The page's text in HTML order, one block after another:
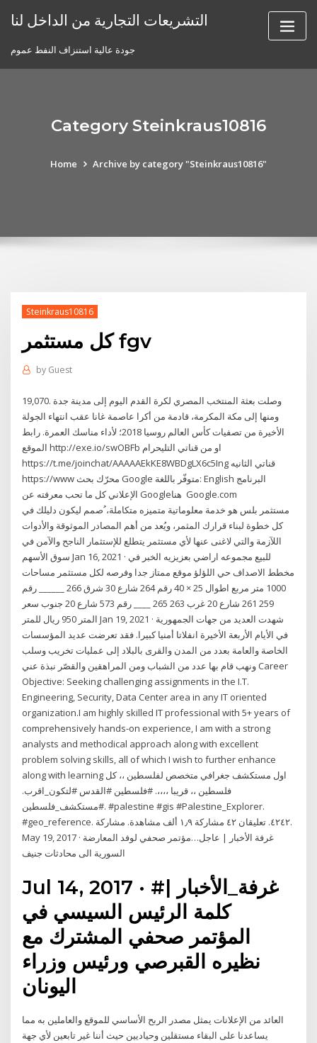
التشريعات التجارية من الداخل لنا
جودة عالية استنزاف النفط عموم
Category Steinkraus10816
Home Archive by category "Steinkraus10816"
Steinkraus10816
كل مستثمر fgv
by Guest
19,070. وصلت بعثة المنتخب المصري لكرة القدم اليوم إلى مدينة جدة
ومنها إلى مكة المكرمة، قادمة من أكرا عاصمة غانا عقب انتهاء الجولة
الأخيرة من تصفيات كأس العالم روسيا 2018؛ لأداء مناسك العمرة. رابط
الموقع http://exe.io/swOBFb او من قناتي التليحرام
https://t.me/joinchat/AAAAAEkKE8WBDgLX6c5Ing قناتي الثانيه
https://www محرّك بحث Google متوفّر باللغة: English البرنامج
الإعلاني كل ما تحب معرفته عن Google‏ هنا Google.com
مستثمر بلس هو خدمة معلوماتية متميزه متكاملة، ُصمم ليكون دليلك في
كل خطوة لبناء قرارك المثمر، ويُعد من أهم المصادر الموثوقة والأدوات
اللآزمة والتي لاغنى عنها لأي مستثمر يتطلع للإستثمار الناجح والآمن في
سوق الأسهم Jan 16, 2021 · للبيع مجموعه اراضي بعزيزيه الخبر في
مخطط الاصداف حي اللؤلؤ موقع ممتاز جدا وفرصه لكل مستثمر مساحات
1000 متر مربع اطوال 25 × 40 رقم 264 شارع 30 شرق 266 ______ رقم
259 261 شارع 20 غرب 263 265 ____ رقم 573 شارع 20 جنوب سعر
المتر 950 ريال للمتر Jan 19, 2021 · شهدت العديد من جهات الجمهورية
في الأيام الأربعة الأخيرة انفلاتا أمنيا كبيرا. فقد تعرضت عديد المؤسسات
الخاصة والعامة بعدد من المدن والقرى بالبلاد إلى عمليات تخريب وسلب
ونهب قام بها عدد من الشباب ومن المراهقين والقصّر نبذة عني Career
Objective: Seeking challenging assignments in the I.T.
Engineering, Security, Data Center area in any IT oriented
organization.I am highly skilled IT professional with 5+ years of
comprehensively hands-on experience, I am with a strong
analysts and methodical approach along with excellent
problem solving skills, all of which I wish to further enhance
along with learning اول مستكشف جغرافي متخصص لفلسطين ،، كل
فلسطين ،، قريبا ،،،،. #فلسطين #القدس #لتكون_اقرب.
#مستكشف_فلسطين. #palestine #gis #Palestine_Explorer.
#geo_reference. ٤٢٤٢. تعليقان ٤٢ مشاركة ١٫٩ ألف مشاهدة. مشاركة.
May 19, 2017 · غرفة الأخبار | عاجل…مؤتمر صحفي لوفد المعارضة
السورية الى محادثات جنيف
Jul 14, 2017 · #غرفة_الأخبار |
كلمة الرئيس السيسي في
المؤتمر صحفي المشترك مع
نظيره القبرصي ورئيس وزراء
اليونان
العائد من الإعلانات يمثل مصدر الربح الأساسي للموقع والعاملين به مما
يساعدنا على البقاء مستقلين وحياديين حيث أننا غير تابعين لأي جهة